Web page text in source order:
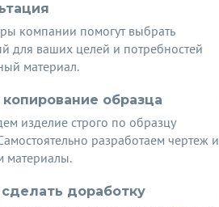
компании помогут выбрать
для ваших целей и потребностей
материал.
образца
изделие строго по образцу
разработаем чертеж и
материалы.
доработку